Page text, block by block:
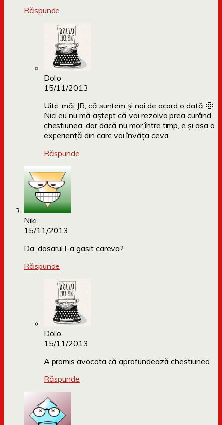
Răspunde
Dollo
15/11/2013
Uite, măi JB, că suntem și noi de acord o dată 🙂
Nici eu nu mă aștept că voi rezolva prea curând
chestiunea, dar dacă nu mor între timp, e și asa o
experiență din care voi învăța ceva.
Răspunde
Niki
15/11/2013
Da’ dosarul l-a gasit careva?
Răspunde
Dollo
15/11/2013
A promis avocata că aprofundează chestiunea
Răspunde